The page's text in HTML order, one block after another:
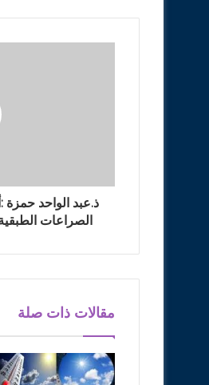
ذ.عبد الواحد
الصراعات
مقالات ذات صلة